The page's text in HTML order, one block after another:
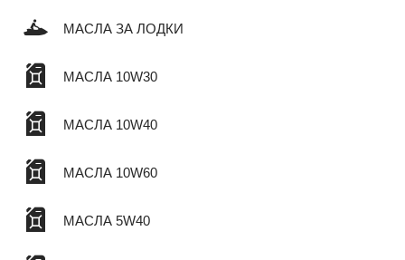
МАСЛА ЗА ЛОДКИ
МАСЛА 10W30
МАСЛА 10W40
МАСЛА 10W60
МАСЛА 5W40